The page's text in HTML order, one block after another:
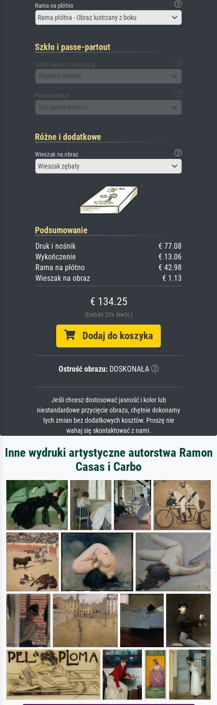
Rama na płótno
Rama płótna - Obraz lustrzany z boku
Szkło i passe-partout
Szkło (wraz z tylną płytą)
Prosimy wybrać
Passe-partout
Bez passe-partout
Różne i dodatkowe
Wieszak na obraz
Wieszak zębaty
Podsumowanie
Druk i nośnik
€ 77.08
Wykończenie
€ 13.06
Rama na płótno
€ 42.98
Wieszak na obraz
€ 1.13
€ 134.25
(Enthält 23% MwSt.)
Dodaj do koszyka
Ostrość obrazu:DOSKONAŁA
Jeśli chcesz dostosować jasność i kolor lub
niestandardowe przycięcie obrazu, chętnie dokonamy
tych zmian bez dodatkowych kosztów. Proszę nie
wahaj się skontaktować z nami.
Inne wydruki artystyczne autorstwa Ramon
Casas i Carbo